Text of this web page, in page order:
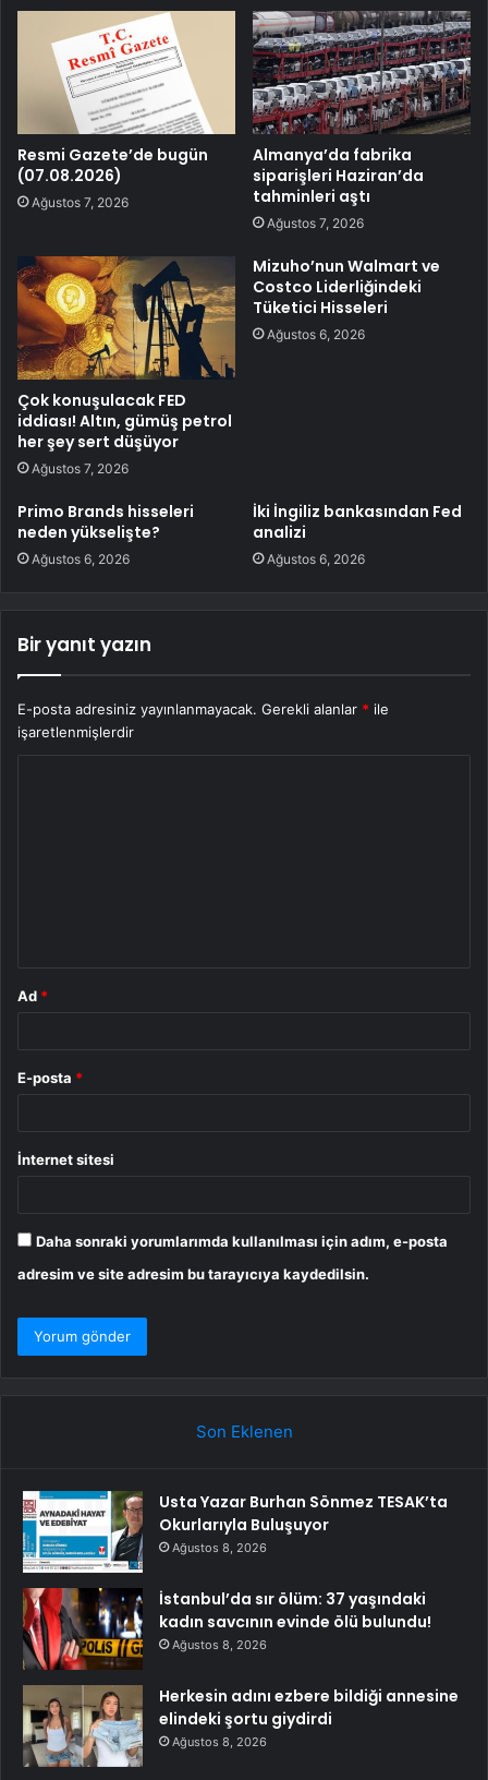
Resmi Gazete’de bugün
(07.08.2026)
Ağustos 7, 2026
Almanya’da fabrika
siparişleri Haziran’da
tahminleri aştı
Ağustos 7, 2026
Çok konuşulacak FED
iddiası! Altın, gümüş petrol
her şey sert düşüyor
Ağustos 7, 2026
Mizuho’nun Walmart ve
Costco Liderliğindeki
Tüketici Hisseleri
Ağustos 6, 2026
Primo Brands hisseleri
neden yükselişte?
Ağustos 6, 2026
İki İngiliz bankasından Fed
analizi
Ağustos 6, 2026
Bir yanıt yazın
E-posta adresiniz yayınlanmayacak. Gerekli alanlar * ile
işaretlenmişlerdir
Ad *
E-posta *
İnternet sitesi
Daha sonraki yorumlarımda kullanılması için adım, e-posta
adresim ve site adresim bu tarayıcıya kaydedilsin.
Son Eklenen
Usta Yazar Burhan Sönmez TESAK’ta
Okurlarıyla Buluşuyor
Ağustos 8, 2026
İstanbul’da sır ölüm: 37 yaşındaki
kadın savcının evinde ölü bulundu!
Ağustos 8, 2026
Herkesin adını ezbere bildiği annesine
elindeki şortu giydirdi
Ağustos 8, 2026